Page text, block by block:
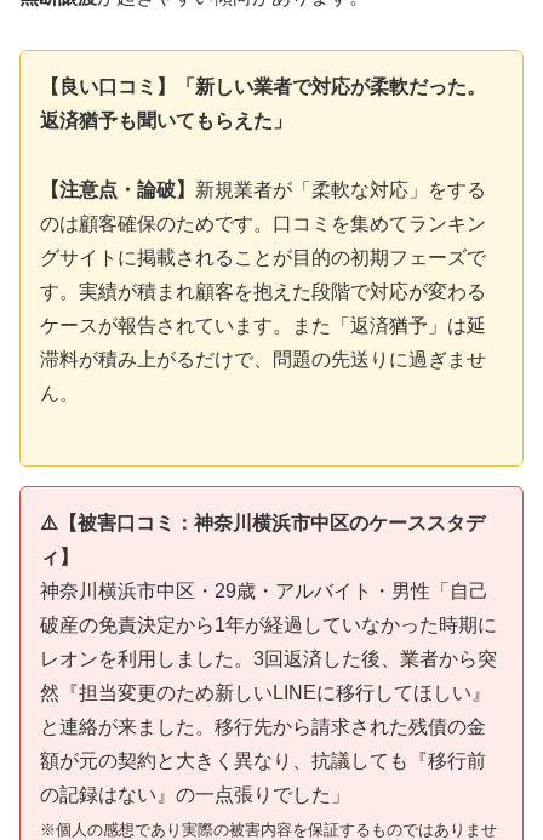
【良い口コミ】「新しい業者で対応が柔軟だった。
返済猶予も聞いてもらえた」
【注意点・論破】 新規業者が「柔軟な対応」をする
のは顧客確保のためです。口コミを集めてランキン
グサイトに掲載されることが目的の初期フェーズで
す。実績が積まれ顧客を抱えた段階で対応が変わる
ケースが報告されています。また「返済猶予」は延
滞料が積み上がるだけで、問題の先送りに過ぎませ
ん。
⚠️【被害口コミ：神奈川横浜市中区のケーススタデ
ィ】
神奈川横浜市中区・29歳・アルバイト・男性「自己
破産の免責決定から1年が経過していなかった時期に
レオンを利用しました。3回返済した後、業者から突
然『担当変更のため新しいLINEに移行してほしい』
と連絡が来ました。移行先から請求された残債の金
額が元の契約と大きく異なり、抗議しても『移行前
の記録はない』の一点張りでした」
※個人の感想であり実際の被害内容を保証するものではありませ